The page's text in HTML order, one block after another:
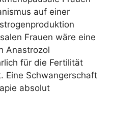
auf einer
Frauen wäre eine
Anastrozol
für die Fertilität
Eine Schwangerschaft
absolut